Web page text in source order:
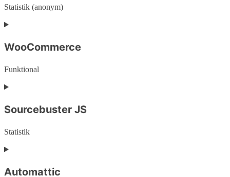
Statistik (anonym)
Consent
service
elementor
WooCommerce
Funktional
Consent
service
woocommerce
Sourcebuster JS
Statistik
Consent
service
Automattic